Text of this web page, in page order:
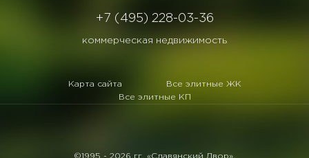
+7 (495) 228-03-36
коммерческая недвижимость
Карта сайта
Все элитные ЖК
Все элитные КП
©1995 - 2026 гг. «Славянский Двор».